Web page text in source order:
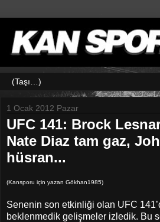
1 Ocak 2012 Pazar
UFC 141: Brock
Nate Diaz tam gaz,
hüsran...
(Kansporu için yazan Gökhan1985)
Senenin son etkinliği olan UFC
beklenmedik gelişmeler izledik. Bu